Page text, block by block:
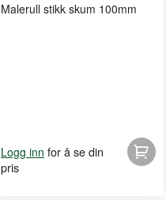
Malerull stikk skum 100mm
Logg inn for å se din
pris